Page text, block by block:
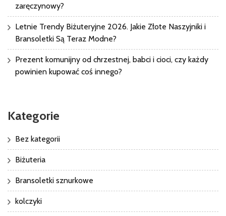
zaręczynowy?
Letnie Trendy Biżuteryjne 2026. Jakie Złote Naszyjniki i
Bransoletki Są Teraz Modne?
Prezent komunijny od chrzestnej, babci i cioci, czy każdy
powinien kupować coś innego?
Kategorie
Bez kategorii
Biżuteria
Bransoletki sznurkowe
kolczyki